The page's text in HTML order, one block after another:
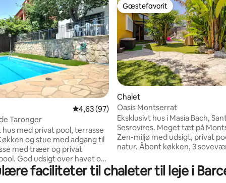
bedømmelse, 269 omtaler
4,63 ud af 5 i gennemsnitlig bedømmelse,
4,63 (97)
Taronger
hus med privat pool, terrasse
og stue med adgang til
med træer og privat
God udsigt over havet og
og roligt område,
Gæstefavorit
Gæstefavorit
Chalet
Oasis Montserrat
Eksklusivt hus i Masia Bach,
Sesrovires. Meget tæt på
Zen-miljø med udsigt, privat
natur. Åbent køkken, 3
hullers golfbane 2 minutter
CAVA-TUR i området. FLERE
faciliteter til chaleter til leje i